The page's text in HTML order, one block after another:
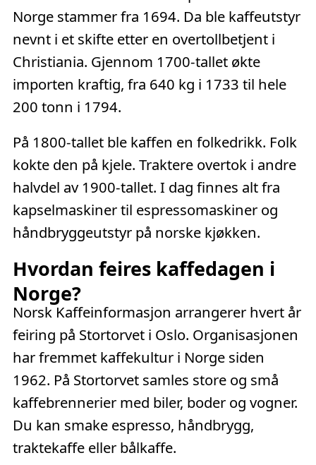
Norge stammer fra 1694. Da ble kaffeutstyr
nevnt i et skifte etter en overtollbetjent i
Christiania. Gjennom 1700-tallet økte
importen kraftig, fra 640 kg i 1733 til hele
200 tonn i 1794.
På 1800-tallet ble kaffen en folkedrikk. Folk
kokte den på kjele. Traktere overtok i andre
halvdel av 1900-tallet. I dag finnes alt fra
kapselmaskiner til espressomaskiner og
håndbryggeutstyr på norske kjøkken.
Hvordan feires kaffedagen i
Norge?
Norsk Kaffeinformasjon arrangerer hvert år
feiring på Stortorvet i Oslo. Organisasjonen
har fremmet kaffekultur i Norge siden
1962. På Stortorvet samles store og små
kaffebrennerier med biler, boder og vogner.
Du kan smake espresso, håndbrygg,
traktekaffe eller bålkaffe.